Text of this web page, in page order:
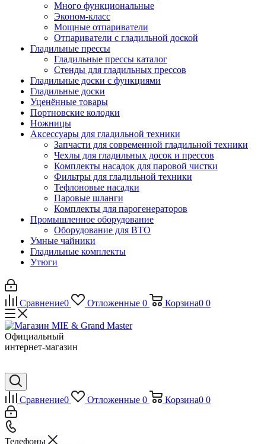
Много функциональные
Эконом-класс
Мощные отпариватели
Отпариватели с гладильной доской
Гладильные прессы
Гладильные прессы каталог
Стенды для гладильных прессов
Гладильные доски с функциями
Гладильные доски
Уценённые товары
Портновские колодки
Ножницы
Аксессуары для гладильной техники
Запчасти для современной гладильной техники
Чехлы для гладильных досок и прессов
Комплекты насадок для паровой чистки
Фильтры для гладильной техники
Тефлоновые насадки
Паровые шланги
Комплекты для парогенераторов
Промышленное оборудование
Оборудование для ВТО
Умные чайники
Гладильные комплекты
Утюги
Сравнение0 Отложенные 0 Корзина0 0
Официальный
интернет-магазин
Сравнение0 Отложенные 0 Корзина0 0
Телефоны